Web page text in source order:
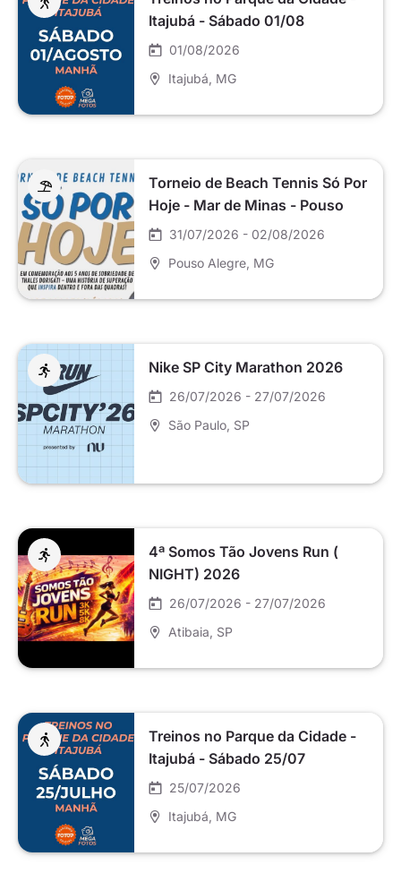
Itajubá - Sábado 01/08
01/08/2026
Itajubá , MG
Torneio de Beach Tennis Só Por
Hoje - Mar de Minas - Pouso
Alegre31/07/2026 - 02/08/2026
Pouso Alegre , MG
Nike SP City Marathon 2026
26/07/2026 - 27/07/2026
São Paulo , SP
4ª Somos Tão Jovens Run (
NIGHT) 2026
26/07/2026 - 27/07/2026
Atibaia , SP
Treinos no Parque da Cidade -
Itajubá - Sábado 25/07
25/07/2026
Itajubá , MG